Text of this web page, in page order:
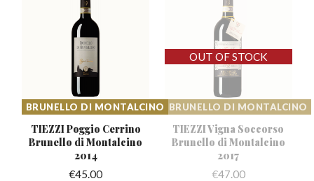
BRUNELLO DI MONTALCINO
TIEZZI Poggio Cerrino
Brunello di Montalcino
2014
€45.00
BRUNELLO DI MONTALCINO
TIEZZI Vigna Soccorso
Brunello di Montalcino
2017
€47.00